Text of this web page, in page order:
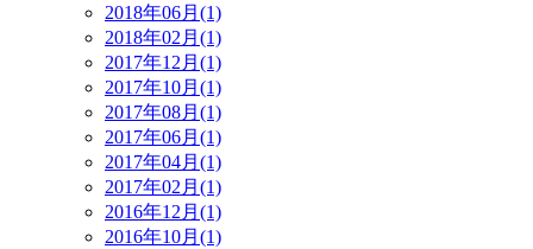
2018年06月(1)
2018年02月(1)
2017年12月(1)
2017年10月(1)
2017年08月(1)
2017年06月(1)
2017年04月(1)
2017年02月(1)
2016年12月(1)
2016年10月(1)